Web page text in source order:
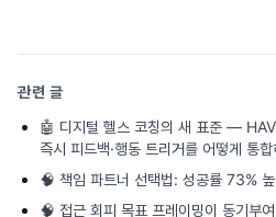
관련 글
🤖 디지털 헬스 코칭의 새 표준 —
즉시 피드백·행동 트리거를 어떻게 통
🧠 책임 파트너 선택법: 성공률 73%
🧠 접근 회피 목표 프레이밍이 동기부